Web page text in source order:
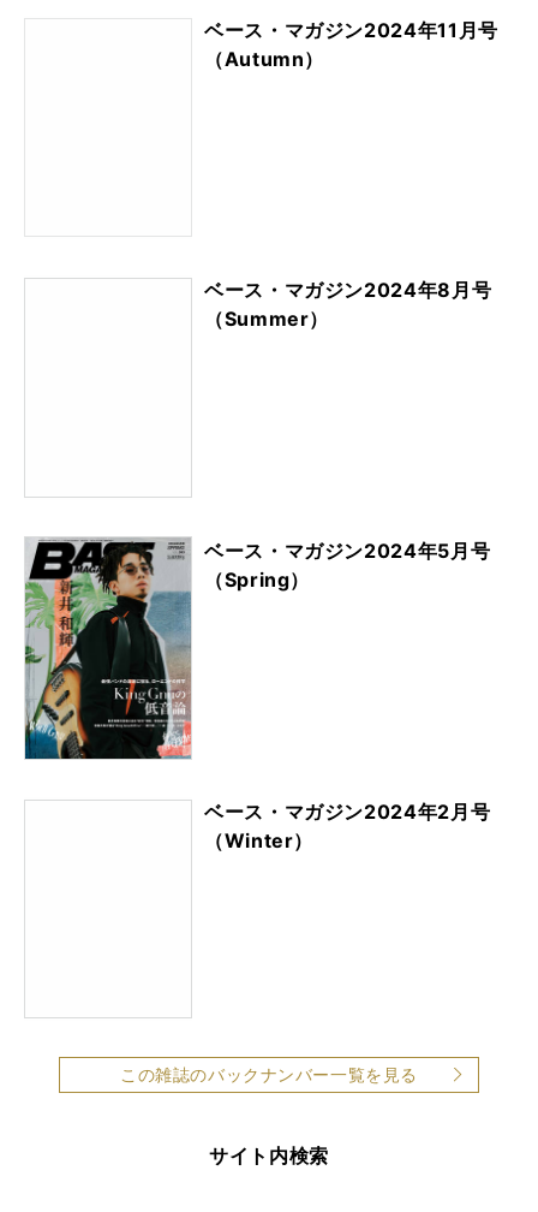
ベース・マガジン2024年11月号
（Autumn）
ベース・マガジン2024年8月号
（Summer）
ベース・マガジン2024年5月号
（Spring）
ベース・マガジン2024年2月号
（Winter）
この雑誌のバックナンバー一覧を見る
サイト内検索